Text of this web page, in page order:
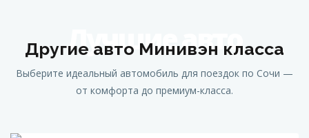
Другие авто Минивэн класса
Выберите идеальный автомобиль для поездок по Сочи —
от комфорта до премиум-класса.
Лучшие авто